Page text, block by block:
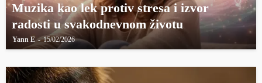
Muzika kao lek protiv stresa i izvor
radosti u svakodnevnom životu
Yann E 15/02/2026